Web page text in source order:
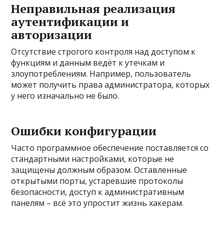
Неправильная реализация
аутентификации и
авторизации
Отсутствие строгого контроля над доступом к
функциям и данным ведёт к утечкам и
злоупотреблениям. Например, пользователь
может получить права администратора, которых
у него изначально не было.
Ошибки конфигурации
Часто программное обеспечение поставляется со
стандартными настройками, которые не
защищены должным образом. Оставленные
открытыми порты, устаревшие протоколы
безопасности, доступ к административным
панелям – всё это упростит жизнь хакерам.